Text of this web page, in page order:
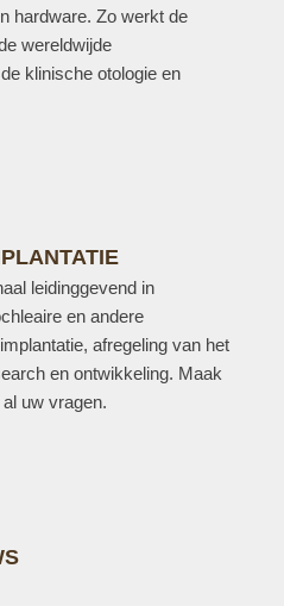
hardware. Zo werkt de
wereldwijde
klinische otologie en
leidinggevend in
en andere
afregeling van het
en ontwikkeling. Maak
uw vragen.